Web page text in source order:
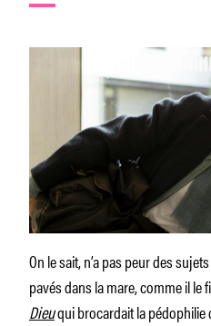
On le sait, n’a pas peur des
pavés dans la mare, comme il le
Dieuqui brocardait la pédophilie